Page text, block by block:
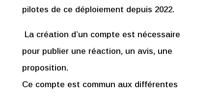
pilotes de ce déploiement depuis 2022.
La création d’un compte est nécessaire
pour publier une réaction, un avis, une
proposition.
Ce compte est commun aux différentes